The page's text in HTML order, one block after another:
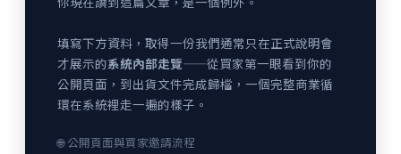
填寫下方資料，取得一份我們通常只在正式說明會
才展示的系統內部走覽——從買家第一眼看到你的
公開頁面，到出貨文件完成歸檔，一個完整商業循
環在系統裡走一遍的樣子。
🌐 公開頁面與買家邀請流程